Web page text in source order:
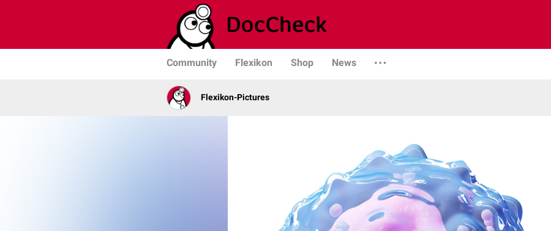
Community Flexikon Shop News
Flexikon-Pictures